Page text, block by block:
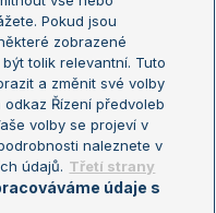
Pokud jsou
zobrazené
tolik relevantní. Tuto
a změnit své volby
Řízení předvoleb
volby se projeví v
naleznete v
údajů. Třetí strany
údaje s